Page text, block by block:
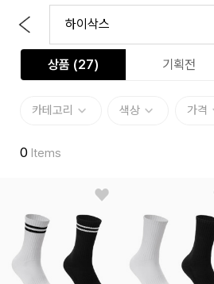
상품 (27) 기획전
카테고리 색상 가격
0 Items